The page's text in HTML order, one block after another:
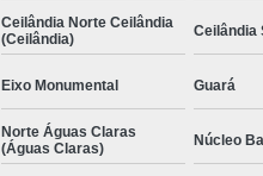
Ceilândia Norte Ceilândia
(Ceilândia)
Ceilândia
Eixo Monumental Guará
Norte Águas Claras
(Águas Claras)
Núcleo